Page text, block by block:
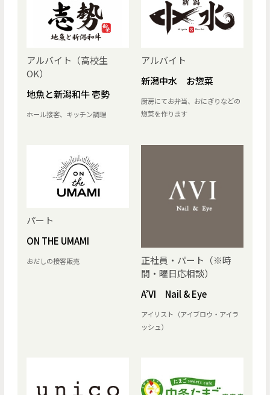
アルバイト（高校生
OK）
地魚と新潟和牛 壱勢
ホール接客、キッチン調理
アルバイト
新潟中水 お惣菜
厨房にてお弁当、おにぎりなどの
惣菜を作ります
パート
ON THE UMAMI
おだしの接客販売
正社員・パート（※時
間・曜日応相談）
A’VI Nail & Eye
アイリスト（アイブロウ・アイラ
ッシュ）